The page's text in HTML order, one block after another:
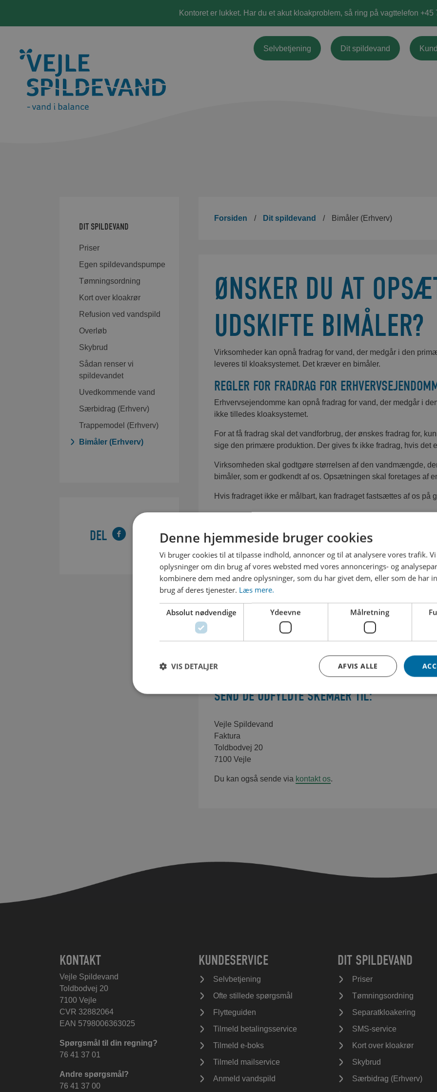
Kontoret er lukket. Har du et akut kloakproblem, så ring på vagttelefon +45
Selvbetjening Dit spildevand
Forsiden / Dit spildevand / Bimåler (Erhverv)
ØNSKER DU AT
UDSKIFTE BIMÅLER?
Virksomheder kan opnå fradrag for vand, der medgår i den
leveres til kloaksystemet. Det kræver en bimåler.
REGLER FOR FRADRAG FOR
Erhvervsejendomme kan opnå fradrag for vand, der medgår i
ikke tilledes kloaksystemet.
For at få fradrag skal det vandforbrug, der ønskes fradrag for,
sige den primære produktion. Der gives fx ikke fradrag, hvis det
Virksomheden skal godtgøre størrelsen af den vandmængde,
bimåler, som er godkendt af os. Opsætningen skal foretages af
Hvis fradraget ikke er målbart, kan fradraget fastsættes af os på
HENT SKEMA TIL OPSÆTNING OG UDSKIFTNING
Opsætning af bimåler.pdf
Udskiftning af bimåler.pdf
SEND DE UDFYLDTE SKEMAER TIL:
Vejle Spildevand
Faktura
Toldbodvej 20
7100 Vejle
Du kan også sende via kontakt os.
DIT SPILDEVAND
Priser
Egen spildevandspumpe
Tømningsordning
Kort over kloakrør
Refusion ved vandspild
Overløb
Skybrud
Sådan renser vi
spildevandet
Uvedkommende vand
Særbidrag (Erhverv)
Trappemodel (Erhverv)
Bimåler (Erhverv)
DEL
KONTAKT
Vejle Spildevand
Toldbodvej 20
7100 Vejle
CVR 32882064
EAN 5798006363025
Spørgsmål til din regning?
76 41 37 01
Andre spørgsmål?
76 41 37 00
KUNDESERVICE
Selvbetjening
Ofte stillede spørgsmål
Flytteguiden
Tilmeld betalingsservice
Tilmeld e-boks
Tilmeld mailservice
Anmeld vandspild
DIT SPILDEVAND
Priser
Tømningsordning
Separatkloakering
SMS-service
Kort over kloakrør
Skybrud
Særbidrag (Erhverv)
Denne hjemmeside bruger cookies
Vi bruger cookies til at tilpasse indhold, annoncer og til at analysere vores trafik.
oplysninger om din brug af vores websted med vores annoncerings- og
kombinere dem med andre oplysninger, som du har givet dem, eller som de har
brug af deres tjenester. Læs mere.
Absolut nødvendige Ydeevne Målretning
AFVIS ALLE
VIS DETALJER